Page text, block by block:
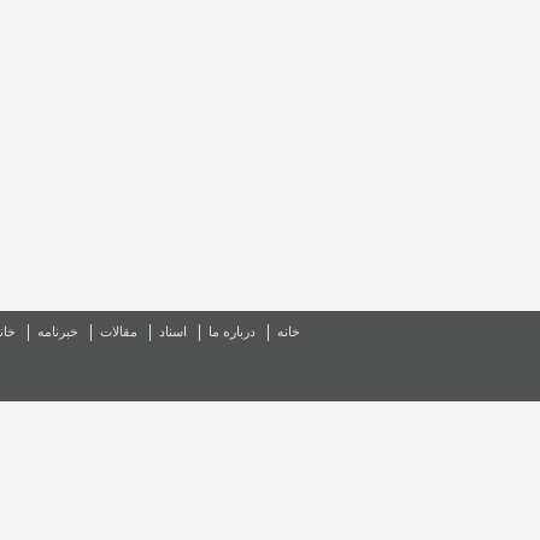
خانه درباره ما اسناد مقالات خبرنامه